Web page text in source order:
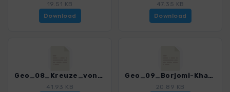
19.51 KB
Download
47.35 KB
Download
Geo_08_Kreuze_von_Borjomi.gpx
41.93 KB
Geo_09_Borjomi-Khargauli_NP_Info_Trail.gpx
20.89 KB